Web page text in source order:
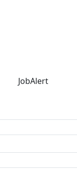
JobAlert